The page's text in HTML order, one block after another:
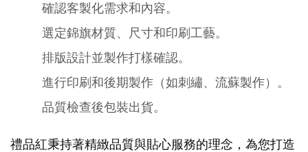
確認客製化需求和內容。
選定錦旗材質、尺寸和印刷工藝。
排版設計並製作打樣確認。
進行印刷和後期製作（如刺繡、流蘇製作）。
品質檢查後包裝出貨。
禮品紅秉持著精緻品質與貼心服務的理念，為您打造